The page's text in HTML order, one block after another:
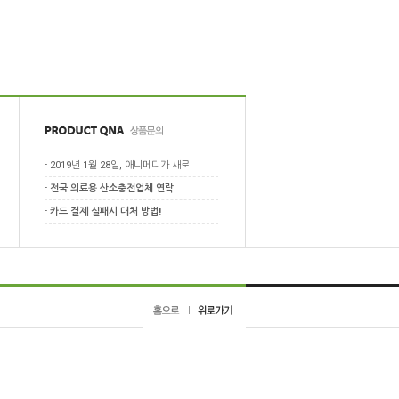
- 2019년 1월 28일, 애니메디가 새로
- 전국 의료용 산소충전업체 연락
- 카드 결제 실패시 대처 방법!